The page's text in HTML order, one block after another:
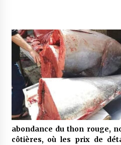
5 ans ago
« Père, tiens-
5 ans ago
Le bouc de l’Au-
abondance du thon rouge,
côtières, où les prix de